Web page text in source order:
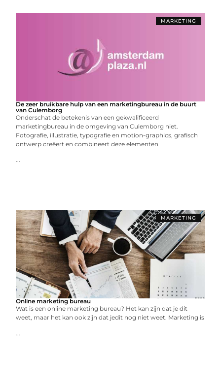
MARKETING
De zeer bruikbare hulp van een marketingbureau in de buurt
van Culemborg
Onderschat de betekenis van een gekwalificeerd
marketingbureau in de omgeving van Culemborg niet.
Fotografie, illustratie, typografie en motion-graphics, grafisch
ontwerp creëert en combineert deze elementen
...
MARKETING
Online marketing bureau
Wat is een online marketing bureau? Het kan zijn dat je dit
weet, maar het kan ook zijn dat jedit nog niet weet. Marketing is
...